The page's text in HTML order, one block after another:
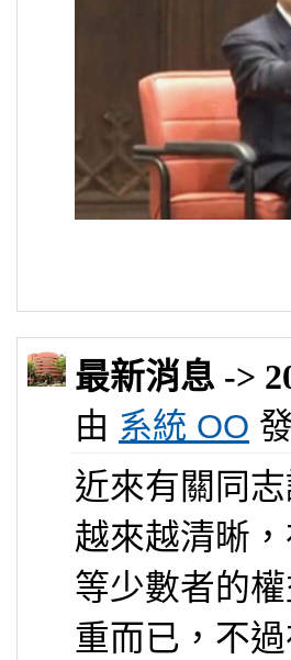
最新消息 ->
由 系統 OO
近來有關同
越來越清晰
等少數者的
重而已，不